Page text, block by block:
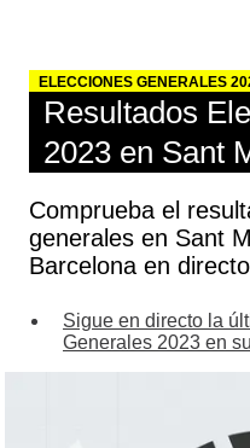
ELECCIONES GENERALES
Resultados
2023 en Sant
Comprueba el
generales en Sant
Barcelona en
Sigue en directo la
Generales 2023 en